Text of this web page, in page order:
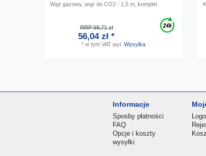
Wąż gazowy, wąż do CO2 - 1,5 m, komplet
RRP 69,71 zł
56,04 zł *
* w tym VATwyl. Wysylka
Informacje
Sposby płatności
FAQ
Opcje i koszty
wysyłki